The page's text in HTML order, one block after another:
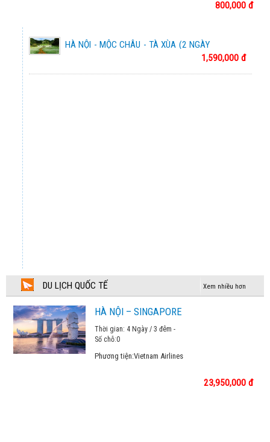
CUNG ĐƯỜNG VÀNG NHẬT BẢN 2026
Chương trình tham khảo
NƯỚC NGA VĨ ĐẠI 2026
Chương trình tham khảo
THƯỞNG NGOẠN MÙA THU GIANG NAM
24,990,000 đ
các đường Cổ Ngư xưa chầm chậm bước ta về. Hà Nội đẹp từ
sử ngàn năm. Nếu sống lâu ở Hà Nội thì sẽ đến lúc ta chợt mình
ra đã yêu Hà Nội từ bao giờ mà không hay
800,000 đ
HÀ NỘI - MỘC CHÂU - TÀ XÙA (2 NGÀY
1,590,000 đ
DU LỊCH QUỐC TẾ Xem nhiều hơn
HÀ NỘI – SINGAPORE
Thời gian: 4 Ngày / 3 đêm -
Số chỗ:0
Phương tiện:Vietnam Airlines
23,950,000 đ